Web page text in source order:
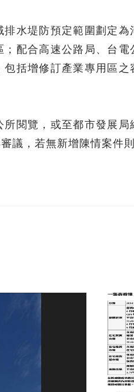
水堤防預定範圍劃定
配合高速公路局、台
括增修訂產業專用區
閱覽，或至都市發展
議，若無新增陳情案件